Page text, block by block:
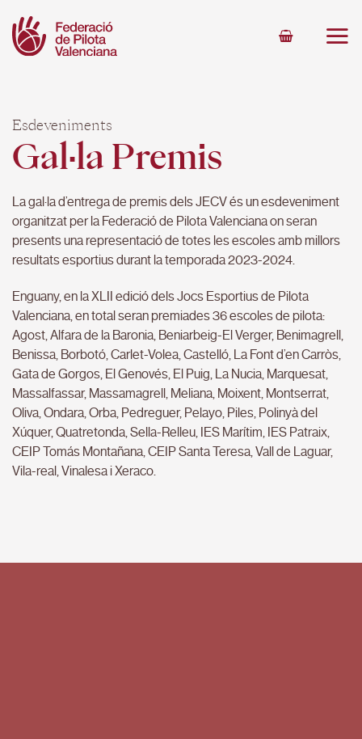
content
Esdeveniments
Gal·la Premis
La gal·la d’entrega de premis dels JECV és un esdeveniment
organitzat per la Federació de Pilota Valenciana on seran
presents una representació de totes les escoles amb millors
resultats esportius durant la temporada 2023-2024.
Enguany, en la XLII edició dels Jocs Esportius de Pilota
Valenciana, en total seran premiades 36 escoles de pilota:
Agost, Alfara de la Baronia, Beniarbeig-El Verger, Benimagrell,
Benissa, Borbotó, Carlet-Volea, Castelló, La Font d’en Carròs,
Gata de Gorgos, El Genovés, El Puig, La Nucia, Marquesat,
Massalfassar, Massamagrell, Meliana, Moixent, Montserrat,
Oliva, Ondara, Orba, Pedreguer, Pelayo, Piles, Polinyà del
Xúquer, Quatretonda, Sella-Relleu, IES Marítim, IES Patraix,
CEIP Tomás Montañana, CEIP Santa Teresa, Vall de Laguar,
Vila-real, Vinalesa i Xeraco.